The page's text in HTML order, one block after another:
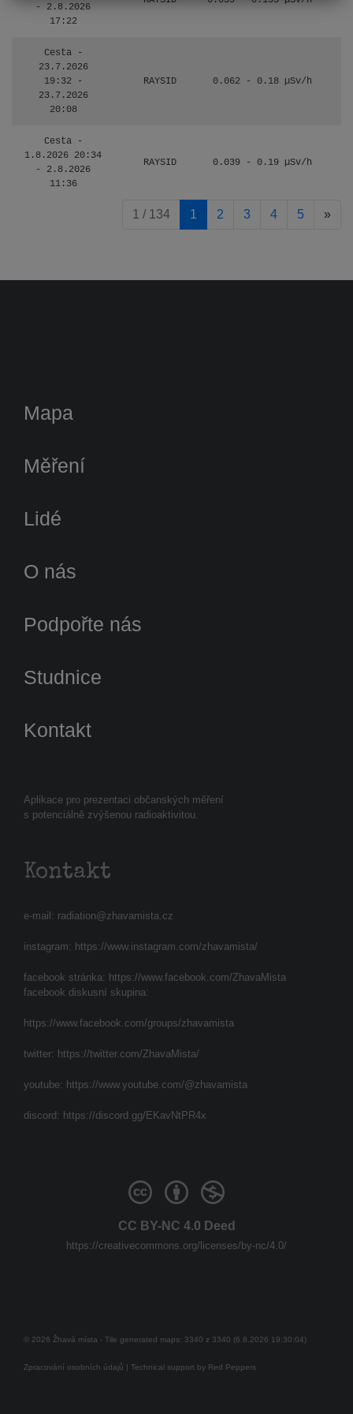
- 2.8.2026
17:22
Cesta -
23.7.2026
19:32 -
23.7.2026
20:08
RAYSID 0.062 - 0.18 µSv/h
Cesta -
1.8.2026 20:34
- 2.8.2026
11:36
RAYSID 0.039 - 0.19 µSv/h
1 / 134 1 2 3 4 5 »
Aplikace pro prezentaci občanských měření
s potenciálně zvýšenou radioaktivitou.
Kontakt
e-mail: radiation@zhavamista.cz
instagram: https://www.instagram.com/zhavamista/
facebook stránka: https://www.facebook.com/ZhavaMista
facebook diskusní skupina:
https://www.facebook.com/groups/zhavamista
twitter: https://twitter.com/ZhavaMista/
youtube: https://www.youtube.com/@zhavamista
discord: https://discord.gg/EKavNtPR4x
Mapa
Měření
Lidé
O nás
Podpořte nás
Studnice
Kontakt
CC BY-NC 4.0 Deed
https://creativecommons.org/licenses/by-nc/4.0/
© 2026 Žhavá místa - Tile generated maps: 3340 z 3340 (6.8.2026 19:30:04)
Zpracování osobních údajů | Technical support by Red Peppers